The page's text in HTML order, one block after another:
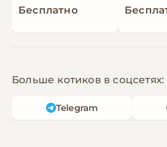
Бесплатно
Больше котиков в соцсетях:
Telegram